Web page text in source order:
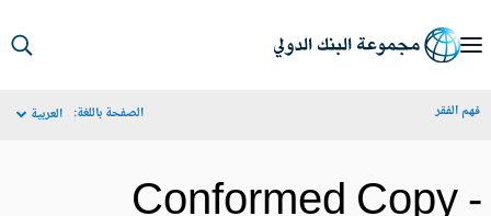
الفقر الصفحة باللغة: العربية